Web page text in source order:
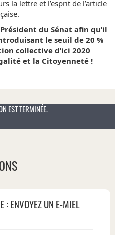
la lettre et l’esprit de l’article
du Sénat afin qu’il
le seuil de 20 %
collective d’ici 2020
et la Citoyenneté !
EST TERMINÉE.
: ENVOYEZ UN E-MIEL